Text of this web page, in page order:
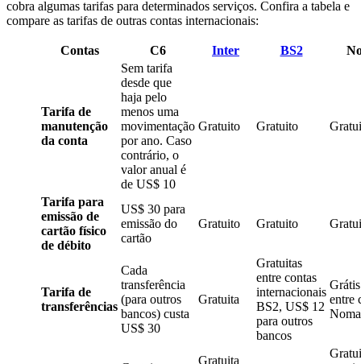
cobra algumas tarifas para determinados serviços. Confira a tabela e
compare as tarifas de outras contas internacionais:
Contas C6 Inter BS2
Tarifa de
manutenção
da conta
Sem tarifa
desde que
haja pelo
menos uma
movimentação
por ano. Caso
contrário, o
valor anual é
de US$ 10
Gratuito Gratuito
Tarifa para
emissão de
cartão físico
de débito
US$ 30 para
emissão do
cartão
Gratuito Gratuito
Tarifa de
transferências
Cada
transferência
(para outros
bancos) custa
US$ 30
Gratuita
Gratuitas
entre contas
internacionais
BS2, US$ 12
para outros
bancos
entre
Gratuita